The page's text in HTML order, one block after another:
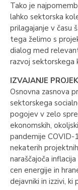
Tako je
lahko sektorska
prilagajanje v času
tega želimo s
dialog med
razvoj sektorskega
IZVAJANJE
Osnovna zasnova
sektorskega
pogojev v zelo
ekonomskih,
pandemije
nekaterih
naraščajoča
cen energije in
dejavniki in izzivi,